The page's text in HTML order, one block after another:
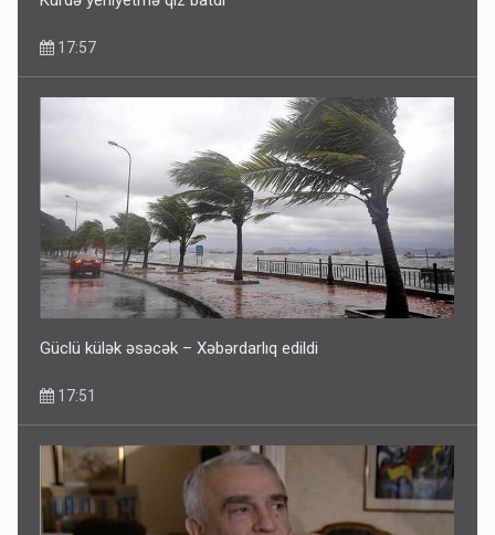
Fırıldaqçıların yeni silahı: Süni intellekt - Bunları etməzdən
əvvəl diqqətli olun
10:56
17:57
Güclü külək əsəcək – Xəbərdarlıq edildi
17:51